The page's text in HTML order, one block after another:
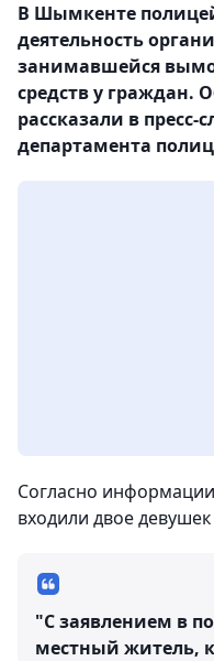
В Шымкенте
деятельность
занимавшейся
средств у граждан.
рассказали в пресс-
департамента
Согласно
входили двое
"С заявлением в
местный житель,